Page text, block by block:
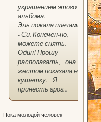
украшением этого
альбома.
Эль пожала плечами:
- Си. Конечен-но,
можете снять.
Один! Прошу
располагать, - она
жестом показала на
кушетку. - Я
принесть грог...
Пока молодой человек